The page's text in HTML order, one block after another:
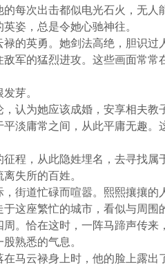
每次出击都似电光石火，无
姿，总是令她心驰神往。
的英勇。她剑法高绝，胆识过
军的猛烈进攻。这些画面常常
芽。
认为她应该成婚，安享相夫
淡庸常之间，从此平庸无趣。
程，从此隐姓埋名，去寻找属
失所的百姓。
街道忙碌而喧嚣。熙熙攘攘
这座繁忙的城市，看似与周围
。恰在这时，一阵马蹄声传来
熟悉的气息。
马云禄身上时，他的脸上露出